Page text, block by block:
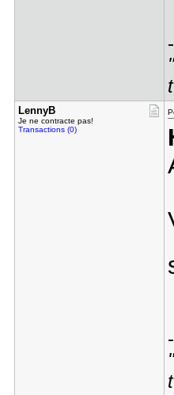
LennyB
Je ne contracte pas!
Transactions (0)